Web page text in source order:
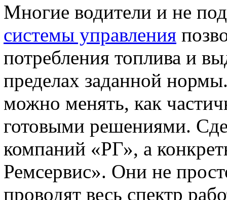
Многие водители и не
системы управления
потребления топлива и
пределах заданной
можно менять, как
готовыми решениями.
компаний «РГ», а
Ремсервис». Они не
проводят весь спектр